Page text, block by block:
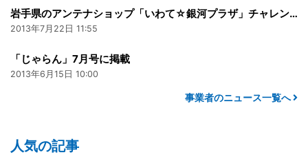
岩手県のアンテナショップ「いわて☆銀河プラザ」チャレンジコーナー
2013年7月22日 11:55
「じゃらん」7月号に掲載
2013年6月15日 10:00
事業者のニュース一覧へ
人気の記事